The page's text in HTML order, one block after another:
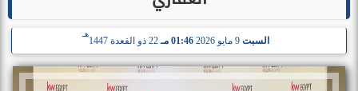
السبت 01:46 مـ 22 ذو القعدة 1447
هـ